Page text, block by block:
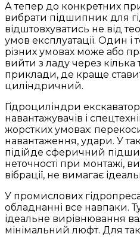
А тепер до конкретних
вибрати підшипник для
відштовхуватись не від
умов експлуатації. Один
різних умовах може або
вийти з ладу через
приклади, де краще
циліндричний.
Гідроциліндри
навантажувачів і
жорстких умовах:
навантаження, удари. У
підійде сферичний
неточності при монтажі,
вібрації, не вимагає
У промислових
обладнанні все навпаки.
ідеальне вирівнювання
мінімальний люфт. Для